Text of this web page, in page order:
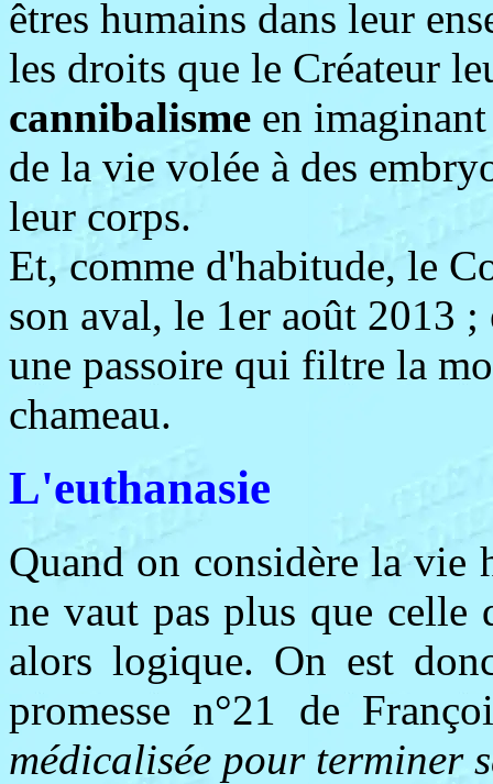
êtres humains dans leur
les droits que le Créateur
cannibalisme en
de la vie volée à des
leur corps.
Et, comme d'habitude, le
son aval, le 1er août 2013
une passoire qui filtre la
chameau.
L'euthanasie
Quand on considère la vie
ne vaut pas plus que celle
alors logique. On est
promesse n°21 de
médicalisée pour terminer